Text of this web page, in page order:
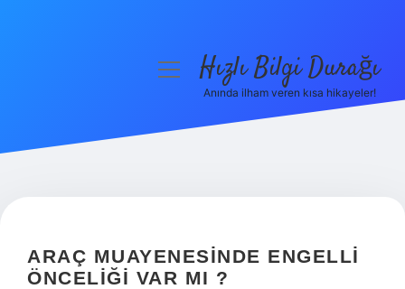
Hakkımızda
menüyüHızlı Bilgi Durağı
Anında ilham veren kısa hikayeler!
ARAÇ MUAYENESINDE ENGELLI
ÖNCELIĞI VAR MI ?